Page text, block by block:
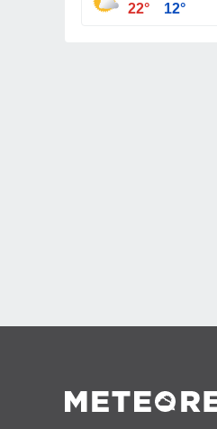
22° 12°